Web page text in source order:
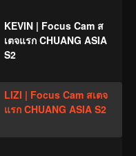
KEVIN | Focus Cam ส
เตจแรก CHUANG ASIA
S2
LIZI | Focus Cam สเตจ
แรก CHUANG ASIA S2